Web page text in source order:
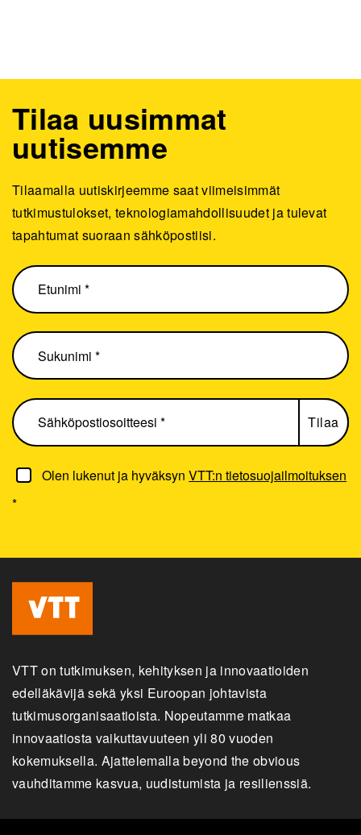
Olen lukenut ja hyväksynVTT:n tietosuojailmoituksen
*
Tilaa uusimmat
uutisemme
Tilaamalla uutiskirjeemme saat viimeisimmät
tutkimustulokset, teknologiamahdollisuudet ja tulevat
tapahtumat suoraan sähköpostiisi.
VTT on tutkimuksen, kehityksen ja innovaatioiden
edelläkävijä sekä yksi Euroopan johtavista
tutkimusorganisaatioista. Nopeutamme matkaa
innovaatiosta vaikuttavuuteen yli 80 vuoden
kokemuksella. Ajattelemalla beyond the obvious
vauhditamme kasvua, uudistumista ja resilienssiä.